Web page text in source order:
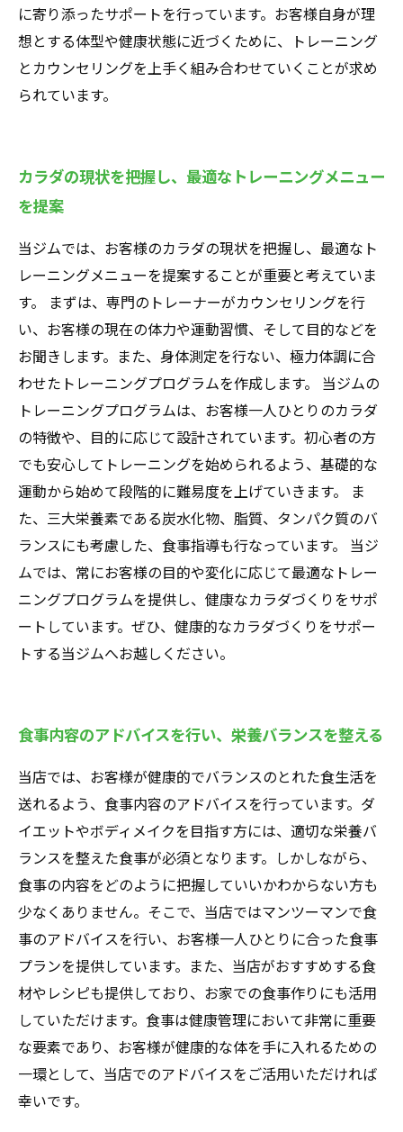
に寄り添ったサポートを行っています。お客様自身が理
想とする体型や健康状態に近づくために、トレーニング
とカウンセリングを上手く組み合わせていくことが求め
られています。
カラダの現状を把握し、最適なトレーニングメニュー
を提案
当ジムでは、お客様のカラダの現状を把握し、最適なト
レーニングメニューを提案することが重要と考えていま
す。 まずは、専門のトレーナーがカウンセリングを行
い、お客様の現在の体力や運動習慣、そして目的などを
お聞きします。また、身体測定を行ない、極力体調に合
わせたトレーニングプログラムを作成します。 当ジムの
トレーニングプログラムは、お客様一人ひとりのカラダ
の特徴や、目的に応じて設計されています。初心者の方
でも安心してトレーニングを始められるよう、基礎的な
運動から始めて段階的に難易度を上げていきます。 ま
た、三大栄養素である炭水化物、脂質、タンパク質のバ
ランスにも考慮した、食事指導も行なっています。 当ジ
ムでは、常にお客様の目的や変化に応じて最適なトレー
ニングプログラムを提供し、健康なカラダづくりをサポ
ートしています。ぜひ、健康的なカラダづくりをサポー
トする当ジムへお越しください。
食事内容のアドバイスを行い、栄養バランスを整える
当店では、お客様が健康的でバランスのとれた食生活を
送れるよう、食事内容のアドバイスを行っています。ダ
イエットやボディメイクを目指す方には、適切な栄養バ
ランスを整えた食事が必須となります。しかしながら、
食事の内容をどのように把握していいかわからない方も
少なくありません。そこで、当店ではマンツーマンで食
事のアドバイスを行い、お客様一人ひとりに合った食事
プランを提供しています。また、当店がおすすめする食
材やレシピも提供しており、お家での食事作りにも活用
していただけます。食事は健康管理において非常に重要
な要素であり、お客様が健康的な体を手に入れるための
一環として、当店でのアドバイスをご活用いただければ
幸いです。